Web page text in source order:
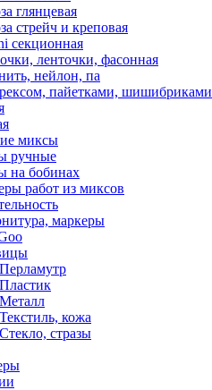
глянцевая
стрейч и креповая
секционная
ленточки, фасонная
нейлон, па
пайетками, шишибриками
миксы
ручные
на бобинах
работ из миксов
маркеры
Перламутр
Пластик
Металл
Текстиль, кожа
Стекло, стразы